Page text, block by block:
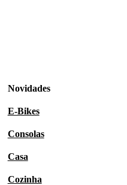
Novidades
E-Bikes
Consolas
Casa
Cozinha